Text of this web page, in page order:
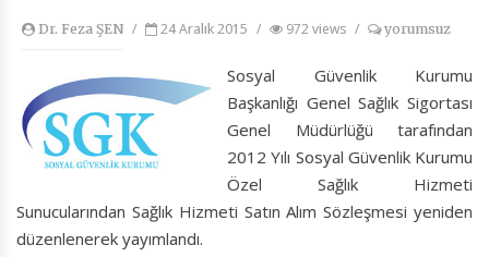
Dr. Feza ŞEN / 24 Aralık 2015 / 972 views / yorumsuz
Sosyal Güvenlik Kurumu
Başkanlığı Genel Sağlık Sigortası
Genel Müdürlüğü tarafından
2012 Yılı Sosyal Güvenlik Kurumu
Özel Sağlık Hizmeti
Sunucularından Sağlık Hizmeti Satın Alım Sözleşmesi yeniden
düzenlenerek yayımlandı.